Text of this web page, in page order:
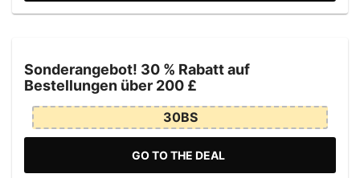
Sonderangebot! 30 % Rabatt auf
Bestellungen über 200 £
30BS
GO TO THE DEAL